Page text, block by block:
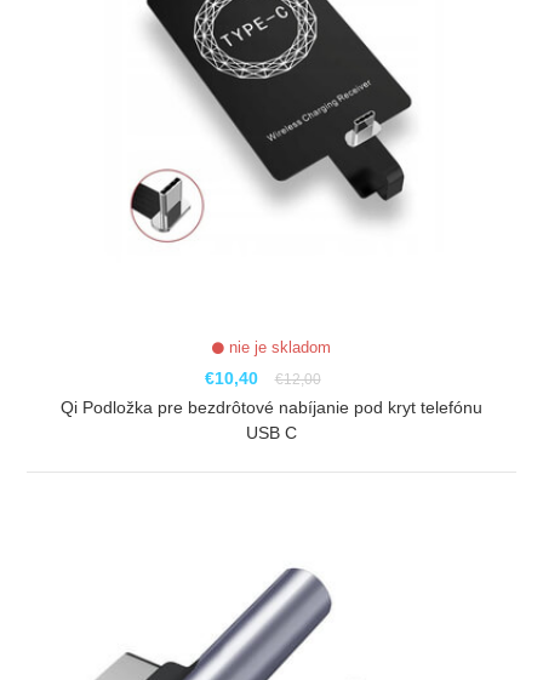
nie je skladom
€10,40 €12,00
Qi Podložka pre bezdrôtové nabíjanie pod kryt telefónu
USB C